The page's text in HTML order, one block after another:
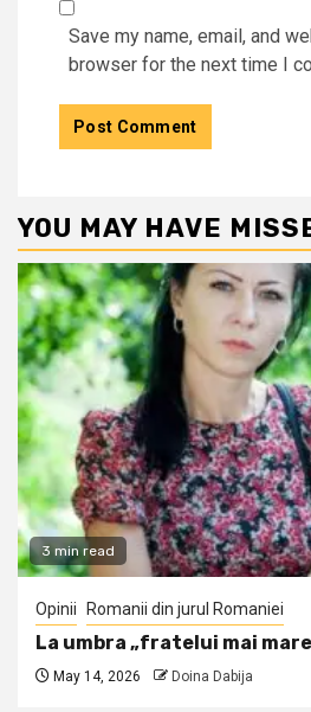
Save my name, email, and
browser for the next time I
YOU MAY HAVE
3 min read
Opinii Romanii din jurul Romaniei
La umbra „fratelui mai
May 14, 2026 Doina Dabija